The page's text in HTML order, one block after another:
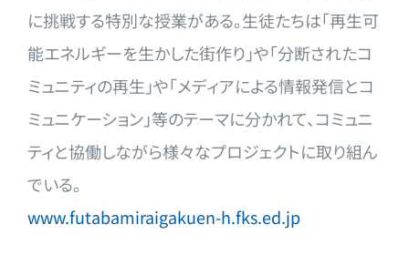
に挑戦する特別な授業がある。生徒たちは「再生可
能エネルギーを生かした街作り 」や「分断されたコ
ミュニティの再生」や「メディアによる情報発信とコ
ミュニケーション」等のテーマに分かれて、コミュニ
ティと協働しながら様々なプロジェクトに取り組ん
でいる。
www.futabamiraigakuen-h.fks.ed.jp